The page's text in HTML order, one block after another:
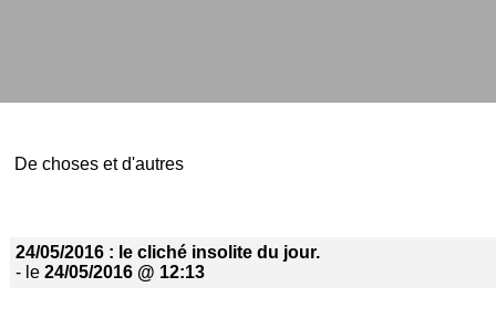
De choses et d'autres
24/05/2016 : le cliché insolite du jour.
- le24/05/2016 @ 12:13